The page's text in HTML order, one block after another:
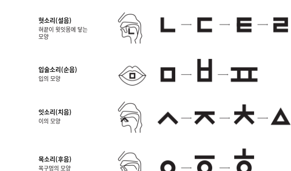
혓소리(설음)
혀끝이 윗잇몸에 닿는
모양
입술소리(순음)
입의 모양
잇소리(치음)
이의 모양
목소리(후음)
목구멍의 모양